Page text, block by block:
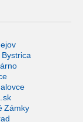
Zámky